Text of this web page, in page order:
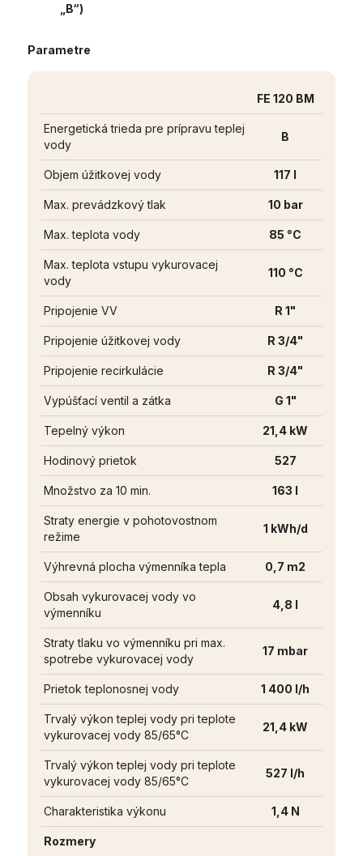
„B“)
Parametre
FE 120 BM
Energetická trieda pre prípravu teplej
vody
B
Objem úžitkovej vody 117 l
Max. prevádzkový tlak 10 bar
Max. teplota vody 85 °C
Max. teplota vstupu vykurovacej
vody
110 °C
Pripojenie VV R 1"
Pripojenie úžitkovej vody R 3/4"
Pripojenie recirkulácie R 3/4"
Vypúšťací ventil a zátka G 1"
Tepelný výkon 21,4 kW
Hodinový prietok 527
Množstvo za 10 min. 163 l
Straty energie v pohotovostnom
režime
1 kWh/d
Výhrevná plocha výmenníka tepla 0,7 m2
Obsah vykurovacej vody vo
výmenníku
4,8 l
Straty tlaku vo výmenníku pri max.
spotrebe vykurovacej vody
17 mbar
Prietok teplonosnej vody 1 400 l/h
Trvalý výkon teplej vody pri teplote
vykurovacej vody 85/65°C
21,4 kW
Trvalý výkon teplej vody pri teplote
vykurovacej vody 85/65°C
527 l/h
Charakteristika výkonu 1,4 N
Rozmery